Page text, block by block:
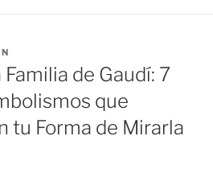
Familia de Gaudí: 7
que
tu Forma de Mirarla